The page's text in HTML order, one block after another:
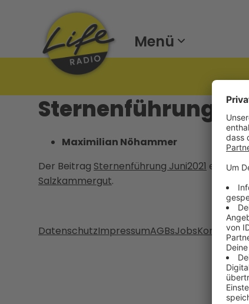
Menü
Sternenführung
Maximilian Nöhammer
Der Beitrag Sternenführung Juni2021
Salzkammergut.
DatenschutzImpressumAGBsJobsKontakt